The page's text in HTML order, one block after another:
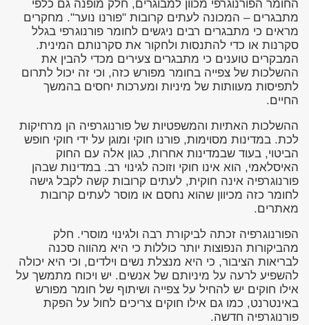
החומר הפורנוגרפי מכוון למבוגרים, חלק מופנה גם כלפי
מתבגרים – המכונה לעתים קרובות "פורנו נוער". מחקרים
מראים כי מתבגרים רבים ניגשים לחומר פורנוגרפי בגלל
סקרנות או כדי להתנסות ולחקור את סקרנותם המינית.
המבקרים טוענים כי מתבגרים צעירים מכדי להבין את
ההשלכות של צפייה בחומר מפורש כזה, וכי זה יכול לתרום
לתפיסות מעוותות של מיניות ומערכות יחסים בהמשך
החיים.
ההשלכות האתיות והמשפטיות של פורנוגרפיה הן מרחיקות
לכת. במדינות מסוימות, פורנו חוקי ומוגן על ידי חוקי חופש
הביטוי, בעוד שבמדינות אחרות, כגון אלה עם החוק
האיסלאמי, הוא אינו חוקי וזוכה לגינוי רב. במדינות שבהן
פורנוגרפיה אינה חוקית, לעתים קרובות קשה לקבל גישה
לחומר כזה מכיוון שהוא נחסם או מוסר לעתים קרובות
מאתרים.
הפורנוגרפיה זכתה לביקורת רבה ולגינוי מוסרי. חלק
מהביקורות הנפוצות יותר כוללות כי היא מהווה סכנה
לבריאות הציבור, כי היא מנצלת נשים וילדים, וכי היא יכולה
להשפיע לרעה על מיניותם של אנשים. יש ויכוח מתמשך על
אילו חוקים יש להחיל על צפייה ושיתוף של חומר מפורש
באינטרנט, כמו גם אילו חוקים צריכים לחול על הפקת
פורנוגרפיה חדשה.